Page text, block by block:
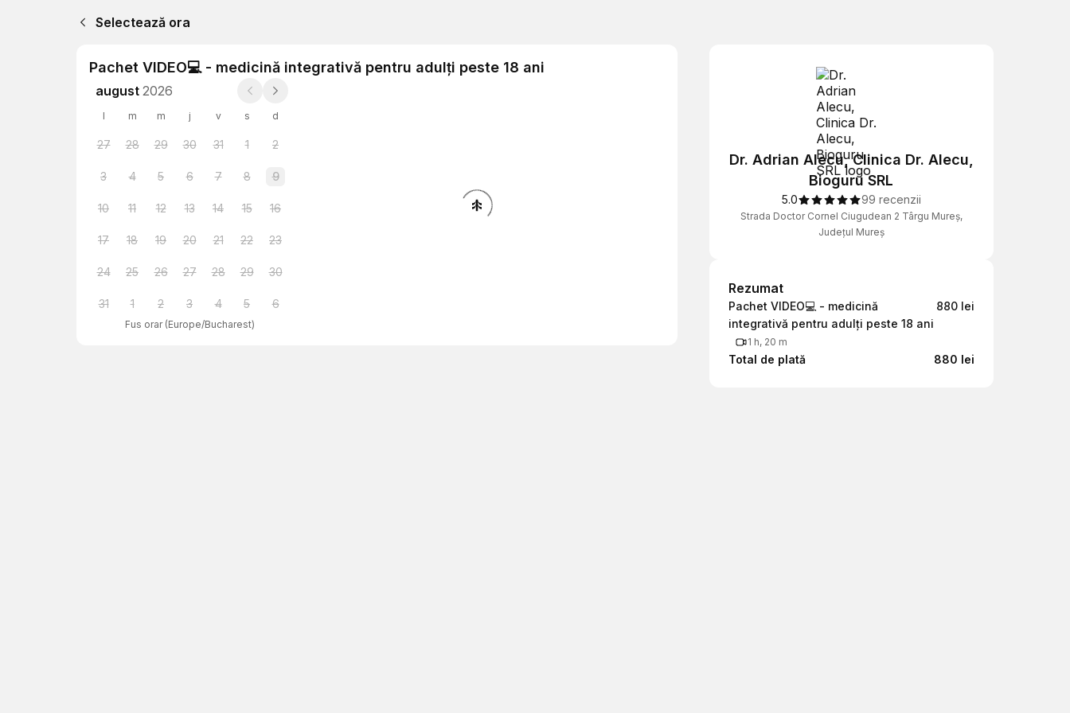
Selectează ora
Pachet VIDEO💻 - medicină integrativă pentru adulți peste 18 ani
august 2026
l m m j v s d
27 28 29 30 31 1 2
3 4 5 6 7 8 9
10 11 12 13 14 15 16
17 18 19 20 21 22 23
24 25 26 27 28 29 30
31 1 2 3 4 5 6
Fus orar(Europe/Bucharest)
Dr. Adrian Alecu, Clinica Dr. Alecu,
Bioguru SRL
5.0 99 recenzii
Strada Doctor Cornel Ciugudean 2 Târgu Mureș,
Județul Mureș
Rezumat
Rezumat
Pachet VIDEO💻 - medicină
integrativă pentru adulți peste 18 ani
1 h, 20 m
880 lei
Total de plată 880 lei